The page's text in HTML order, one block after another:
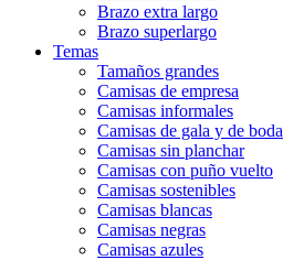
Brazo extra largo
Brazo superlargo
Temas
Tamaños grandes
Camisas de empresa
Camisas informales
Camisas de gala y de boda
Camisas sin planchar
Camisas con puño vuelto
Camisas sostenibles
Camisas blancas
Camisas negras
Camisas azules